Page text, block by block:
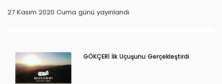
27 Kasım 2020 Cuma günü yayınlandı
GÖKÇERİ İlk Uçuşunu Gerçekleştirdi